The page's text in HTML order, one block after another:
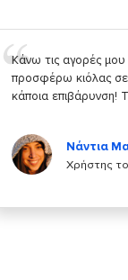
Σας ευχαριστώ
κάτι!